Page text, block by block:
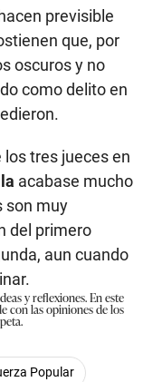
previsible
que, por
oscuros y no
como delito en
tres jueces en
acabase mucho
son muy
del primero
aun cuando
y reflexiones. En este
con las opiniones de los
Popular